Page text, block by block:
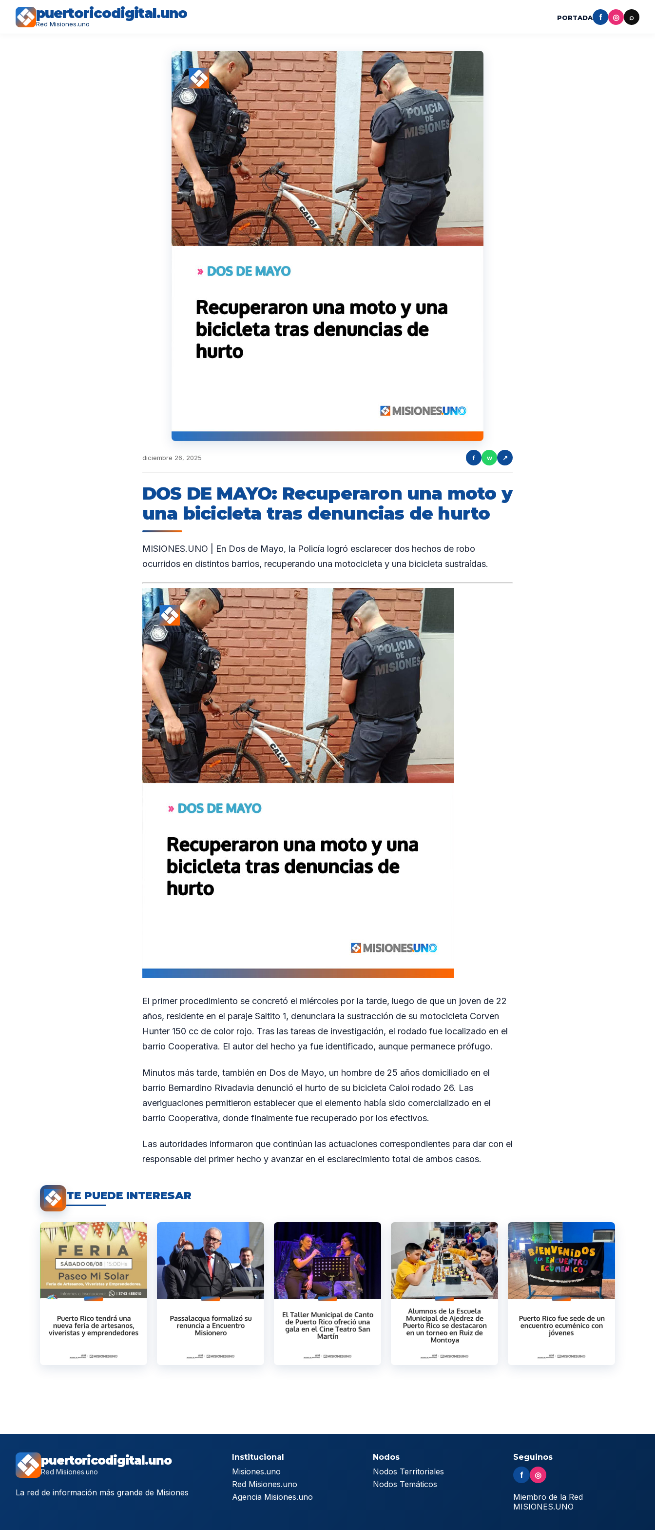
puertoricodigital.uno
Red Misiones.uno
PORTADA f ◎ ⌕
diciembre 26, 2025 f w ↗
DOS DE MAYO: Recuperaron una moto y
una bicicleta tras denuncias de hurto
MISIONES.UNO | En Dos de Mayo, la Policía logró esclarecer dos hechos de robo
ocurridos en distintos barrios, recuperando una motocicleta y una bicicleta sustraídas.
El primer procedimiento se concretó el miércoles por la tarde, luego de que un joven de 22
años, residente en el paraje Saltito 1, denunciara la sustracción de su motocicleta Corven
Hunter 150 cc de color rojo. Tras las tareas de investigación, el rodado fue localizado en el
barrio Cooperativa. El autor del hecho ya fue identificado, aunque permanece prófugo.
Minutos más tarde, también en Dos de Mayo, un hombre de 25 años domiciliado en el
barrio Bernardino Rivadavia denunció el hurto de su bicicleta Caloi rodado 26. Las
averiguaciones permitieron establecer que el elemento había sido comercializado en el
barrio Cooperativa, donde finalmente fue recuperado por los efectivos.
Las autoridades informaron que continúan las actuaciones correspondientes para dar con el
responsable del primer hecho y avanzar en el esclarecimiento total de ambos casos.
TE PUEDE INTERESAR
puertoricodigital.uno
Red Misiones.uno
La red de información más grande de Misiones
Institucional
Misiones.uno
Red Misiones.uno
Agencia Misiones.uno
Nodos
Nodos Territoriales
Nodos Temáticos
Seguinos
f ◎
Miembro de la Red
MISIONES.UNO